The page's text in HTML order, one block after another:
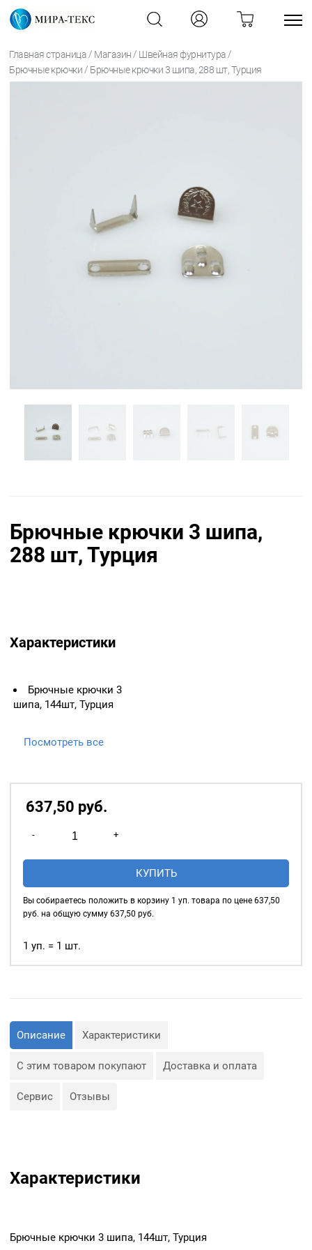
Главная страница / Магазин / Швейная фурнитура /
Брючные крючки / Брючные крючки 3 шипа, 288 шт, Турция
Брючные крючки 3 шипа,
288 шт, Турция
Характеристики
Брючные крючки 3
шипа, 144шт, Турция
Посмотреть все
637,50 руб.
-
товара
Брючные
3
шипа,
шт,
+
КУПИТЬ
Вы собираетесь положить в корзину 1 уп. товара по цене 637,50
руб. на общую сумму 637,50 руб.
1 уп. = 1 шт.
Описание Характеристики
С этим товаром покупают Доставка и оплата
Сервис Отзывы
Характеристики
Брючные крючки 3 шипа, 144шт, Турция